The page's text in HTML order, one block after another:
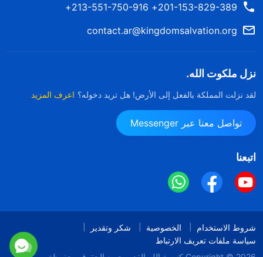
201-153-829-389+ 213-551-750-916+
contact.ar@kingdomsalvation.org
نزل ملكوت الله.
لقد نزلت المملكة بالفعل إلى الأرض! هل تريد دخوله؟ اعرف المزيد
تواصل معنا عبر Messenger
اتبعنا
شروط الاستخدام الخصوصية
شكر وتقدير
سياسة ملفات تعريف الارتباط